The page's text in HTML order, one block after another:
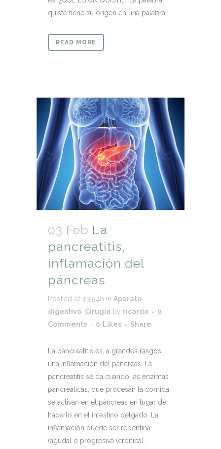
quiste tiene su origen en una palabra...
READ MORE
03 Feb La
pancreatitis,
inflamación del
páncreas
Posted at 13:54h in Aparato
digestivo, Cirugía by ricardo
0
Comments
0 Likes Share
La pancreatitis es, a grandes rasgos,
una inflamación del páncreas. La
pancreatitis se da cuando las enzimas
pancreáticas, que procesan la comida,
se activan en el páncreas en lugar de
hacerlo en el intestino delgado. La
inflamación puede ser repentina
(aguda) o progresiva (crónica).